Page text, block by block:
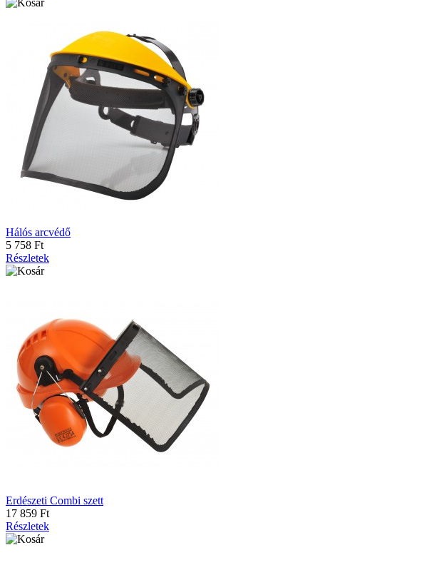
Hálós arcvédő
5 758 Ft
Részletek
Erdészeti Combi szett
17 859 Ft
Részletek